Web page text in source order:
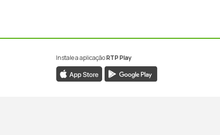
Instale a aplicaçãoRTP Play